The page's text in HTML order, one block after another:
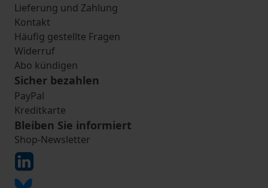
Lieferung und Zahlung
Kontakt
Häufig gestellte Fragen
Widerruf
Abo kündigen
Sicher bezahlen
PayPal
Kreditkarte
Bleiben Sie informiert
Shop-Newsletter